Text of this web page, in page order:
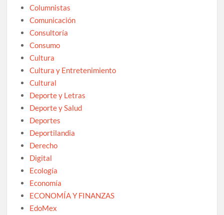
Columnistas
Comunicación
Consultoría
Consumo
Cultura
Cultura y Entretenimiento
Cultural
Deporte y Letras
Deporte y Salud
Deportes
Deportilandia
Derecho
Digital
Ecología
Economía
ECONOMÍA Y FINANZAS
EdoMex